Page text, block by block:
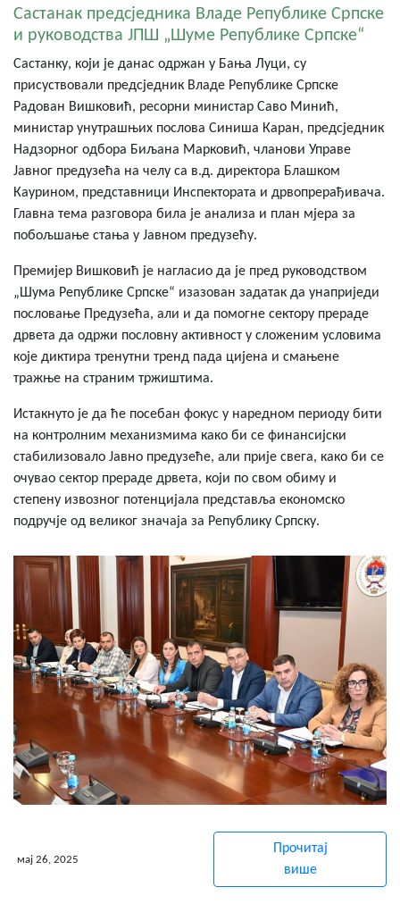
Састанак предсједника Владе Републике Српске
и руководства ЈПШ „Шуме Републике Српске“
Састанку, који је данас одржан у Бања Луци, су
присуствовали предсједник Владе Републике Српске
Радован Вишковић, ресорни министар Саво Минић,
министар унутрашњих послова Синиша Каран, предсједник
Надзорног одбора Биљана Марковић, чланови Управе
Јавног предузећа на челу са в.д. директора Блашком
Каурином, представници Инспектората и дрвопрерађивача.
Главна тема разговора била је анализа и план мјера за
побољшање стања у Јавном предузећу.
Премијер Вишковић је нагласио да је пред руководством
„Шума Републике Српске“ изазован задатак да унаприједи
пословање Предузећа, али и да помогне сектору прераде
дрвета да одржи пословну активност у сложеним условима
које диктира тренутни тренд пада цијена и смањене
тражње на страним тржиштима.
Истакнуто је да ће посебан фокус у наредном периоду бити
на контролним механизмима како би се финансијски
стабилизовало Јавно предузеће, али прије свега, како би се
очувао сектор прераде дрвета, који по свом обиму и
степену извозног потенцијала представља економско
подручје од великог значаја за Републику Српску.
мај 26, 2025
Прочитај
више